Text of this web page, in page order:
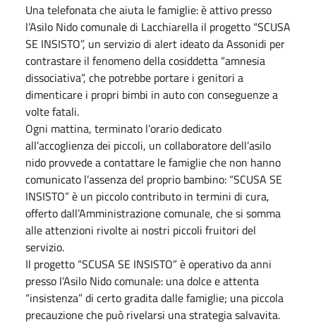
Una telefonata che aiuta le famiglie: è attivo presso
l’Asilo Nido comunale di Lacchiarella il progetto “SCUSA
SE INSISTO”, un servizio di alert ideato da Assonidi per
contrastare il fenomeno della cosiddetta “amnesia
dissociativa”, che potrebbe portare i genitori a
dimenticare i propri bimbi in auto con conseguenze a
volte fatali.
Ogni mattina, terminato l’orario dedicato
all’accoglienza dei piccoli, un collaboratore dell’asilo
nido provvede a contattare le famiglie che non hanno
comunicato l’assenza del proprio bambino: “SCUSA SE
INSISTO” è un piccolo contributo in termini di cura,
offerto dall’Amministrazione comunale, che si somma
alle attenzioni rivolte ai nostri piccoli fruitori del
servizio.
Il progetto “SCUSA SE INSISTO” è operativo da anni
presso l’Asilo Nido comunale: una dolce e attenta
“insistenza” di certo gradita dalle famiglie; una piccola
precauzione che può rivelarsi una strategia salvavita.